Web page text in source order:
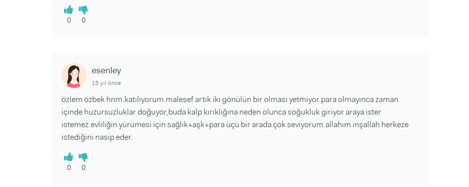
0 0
esenley
15 yıl önce
özlem özbek hnm.katılıyorum.malesef artık iki gönülün bir olması yetmiyor.para olmayınca zaman
içinde huzursuzluklar doğuyor,buda kalp kırıklığına neden olunca soğukluk giriyor araya ister
istemez.evliliğin yürümesi için sağlık+aşk+para üçü bir arada çok seviyorum.allahım inşallah herkeze
istediğini nasip eder.
0 0